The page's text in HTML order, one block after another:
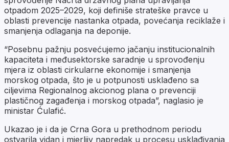
otpadom 2025–2029, koji definiše strateške pravce u
oblasti prevencije nastanka otpada, povećanja reciklaže i
smanjenja odlaganja na deponije.
“Posebnu pažnju posvećujemo jačanju institucionalnih
kapaciteta i međusektorske saradnje u sprovođenju
mjera iz oblasti cirkularne ekonomije i smanjenja
morskog otpada, što je u potpunosti usklađeno sa
ciljevima Regionalnog akcionog plana o prevenciji
plastičnog zagađenja i morskog otpada”, naglasio je
ministar Ćulafić.
Ukazao je i da je Crna Gora u prethodnom periodu
ostvarila vidan i mjerljiv napredak u procesu usklađivanja